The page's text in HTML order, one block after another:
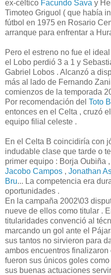
ex-céltico Facundo Sava y
Timoteo Griguol ( que había
fútbol en 1975 en Rosario
arranque para enfrentar a
Pero el estreno no fue el
el Lobo perdió 3 a 1 y
Gabriel Lobos . Alcanzó a
más al lado de Fernando
comienzos de la temporada
Por recomendación del Toto
entonces en el Celta , cruzó
equipo filial celeste .
En el Celta B coincidiría con
indudable clase que tarde o
primer equipo : Borja Oubiña ,
Jacobo Campos , Jonathan
Bru... La competencia era
oportunidades .
En la campaña 2002\03
nueve de ellos como titular .
titularidades convenció al
marcando un gol ante el
sus tantos no sirvieron para
ambos encuentros
fueron sus únicos goles
sus buenas actuaciones